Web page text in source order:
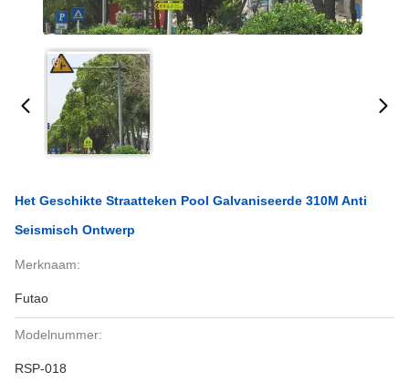
Het Geschikte Straatteken Pool Galvaniseerde 310M Anti
Seismisch Ontwerp
Merknaam:
Futao
Modelnummer:
RSP-018